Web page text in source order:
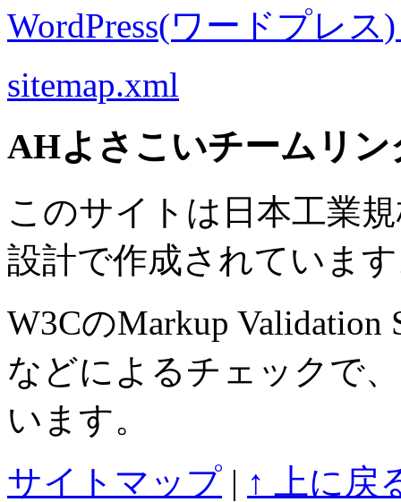
WordPress(ワードプレス)
sitemap.xml
AHよさこいチームリ
このサイトは日本工業
設計で作成されていま
W3CのMarkup Validation
などによるチェックで
います。
サイトマップ | ↑ 上に戻